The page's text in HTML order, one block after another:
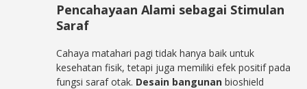
Pencahayaan Alami sebagai Stimulan
Saraf
Cahaya matahari pagi tidak hanya baik untuk
kesehatan fisik, tetapi juga memiliki efek positif pada
fungsi saraf otak. Desain bangunan bioshield